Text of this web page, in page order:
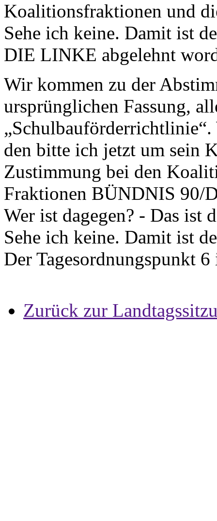
Koalitionsfraktionen und
Sehe ich keine. Damit ist
DIE LINKE abgelehnt
Wir kommen zu der
ursprünglichen Fassung,
den bitte ich jetzt um sein
Zustimmung bei den
Fraktionen BÜNDNIS 90/
Wer ist dagegen? - Das ist
Sehe ich keine. Damit ist
Der Tagesordnungspunkt
Zurück zur